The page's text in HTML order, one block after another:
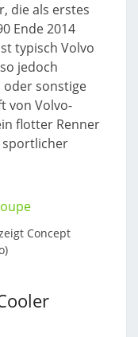
die als erstes
Ende 2014
typisch Volvo
jedoch
oder sonstige
von Volvo-
flotter Renner
sportlicher
Concept